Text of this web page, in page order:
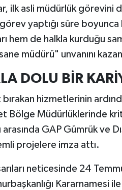
ilk asli müdürlük
yaptığı süre boyunca
hem de halkla kurduğu
müdürü" unvanını
DOLU BİR
hizmetlerinin
Bölge Müdürlüklerinde
arasında GAP Gümrük ve
projelere imza attı.
neticesinde 24
Kararnamesi